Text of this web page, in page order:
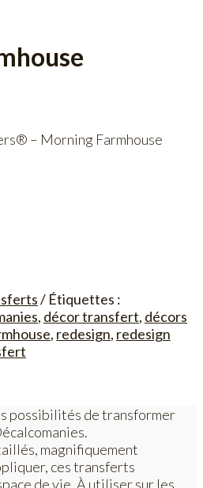
– Morning Farmhouse
Étiquettes :
, décor transfert, décors
, redesign, redesign
possibilités de transformer
magnifiquement
ces transferts
de vie. À utiliser sur les